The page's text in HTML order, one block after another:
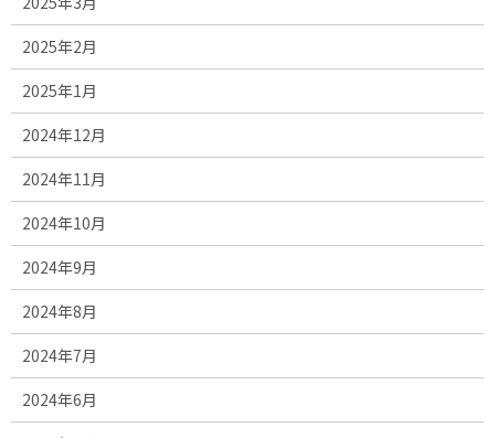
2025年2月
2025年1月
2024年12月
2024年11月
2024年10月
2024年9月
2024年8月
2024年7月
2024年6月